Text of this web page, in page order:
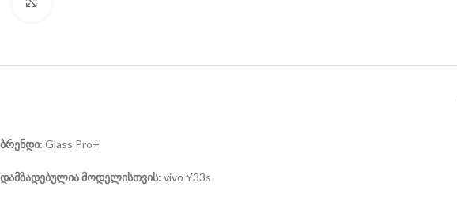
ბრენდი: Glass Pro+
დამზადებულია მოდელისთვის: vivo Y33s